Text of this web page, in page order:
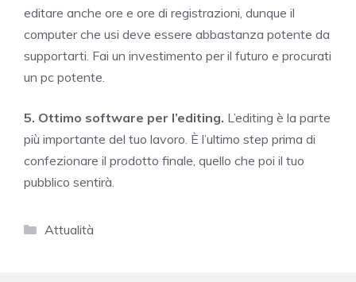
editare anche ore e ore di registrazioni, dunque il
computer che usi deve essere abbastanza potente da
supportarti. Fai un investimento per il futuro e procurati
un pc potente.
5. Ottimo software per l’editing. L’editing è la parte
più importante del tuo lavoro. È l’ultimo step prima di
confezionare il prodotto finale, quello che poi il tuo
pubblico sentirà.
Categorie
Attualità